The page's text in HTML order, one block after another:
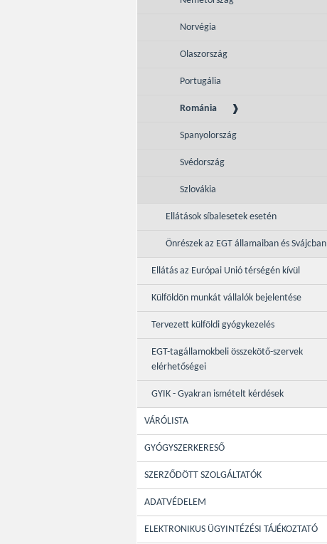
Norvégia
Olaszország
Portugália
Románia
Spanyolország
Svédország
Szlovákia
Ellátások síbalesetek esetén
Önrészek az EGT államaiban és Svájcban
Ellátás az Európai Unió térségén kívül
Külföldön munkát vállalók bejelentése
Tervezett külföldi gyógykezelés
EGT-tagállamokbeli összekötő-szervek
elérhetőségei
GYIK - Gyakran ismételt kérdések
VÁRÓLISTA
GYÓGYSZERKERESŐ
SZERZŐDÖTT SZOLGÁLTATÓK
ADATVÉDELEM
ELEKTRONIKUS ÜGYINTÉZÉSI TÁJÉKOZTATÓ